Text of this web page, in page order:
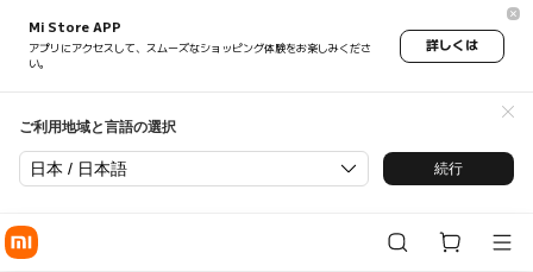
Mi Store APP
アプリにアクセスして、スムーズなショッピング体験をお楽しみくださ
い。
詳しくは
ご利用地域と言語の選択
日本 / 日本語 続行